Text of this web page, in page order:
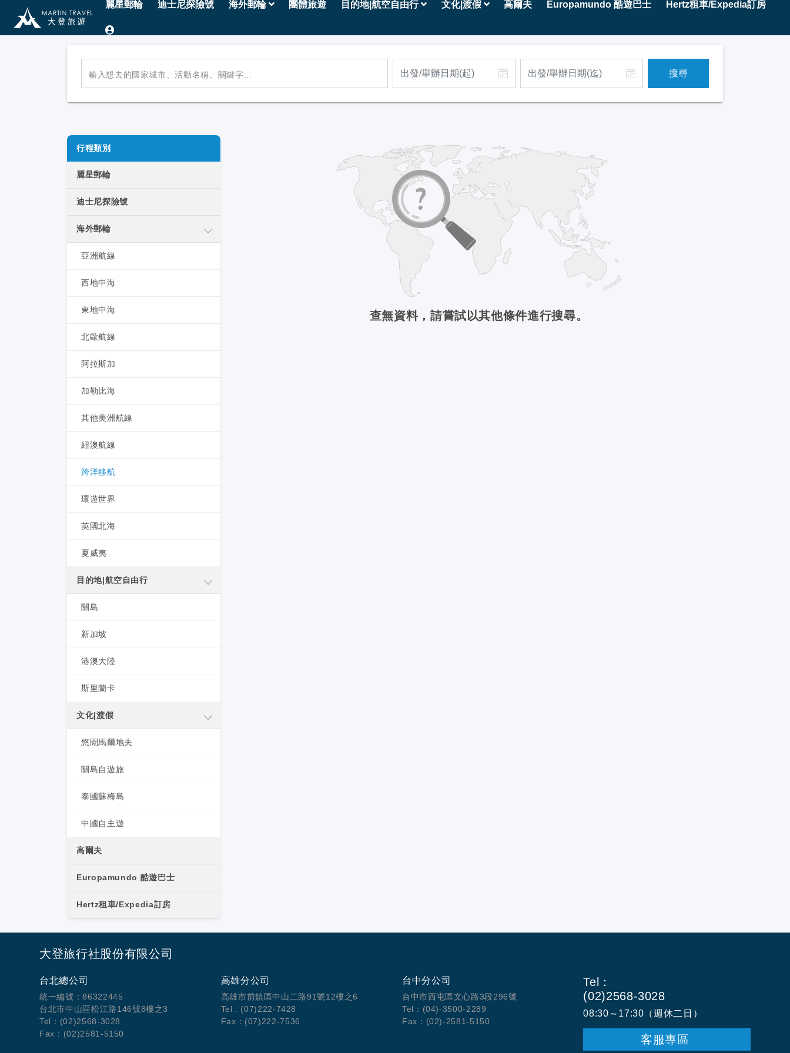
麗星郵輪 迪士尼探險號 海外郵輪 團體旅遊 目的地|航空自由行 文化|渡假 高爾夫 Europamundo 酷遊巴士 Hertz租車/Expedia訂房
輸入想去的國家城市、活動名稱、關鍵字... 搜尋
行程類別
麗星郵輪
迪士尼探險號
海外郵輪
亞洲航線
西地中海
東地中海
北歐航線
阿拉斯加
加勒比海
其他美洲航線
紐澳航線
跨洋移航
環遊世界
英國北海
夏威夷
目的地|航空自由行
關島
新加坡
港澳大陸
斯里蘭卡
文化|渡假
悠閒馬爾地夫
關島自遊旅
泰國蘇梅島
中國自主遊
高爾夫
Europamundo 酷遊巴士
Hertz租車/Expedia訂房
查無資料，請嘗試以其他條件進行搜尋。
大登旅行社股份有限公司
台北總公司
統一編號：86322445
台北市中山區松江路146號8樓之3
Tel：(02)2568-3028
Fax：(02)2581-5150
高雄分公司
高雄市前鎮區中山二路91號12樓之6
Tel : (07)222-7428
Fax：(07)222-7536
台中分公司
台中市西屯區文心路3段296號
Tel：(04)-3500-2289
Fax：(02)-2581-5150
Tel：
(02)2568-3028
08:30～17:30（週休二日）
客服專區